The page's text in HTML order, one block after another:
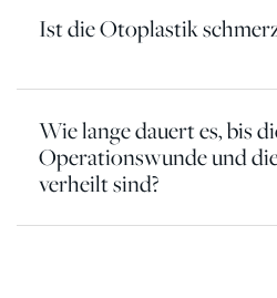
Ist die Otoplastik
Wie lange dauert es, bis
Operationswunde und
verheilt sind?